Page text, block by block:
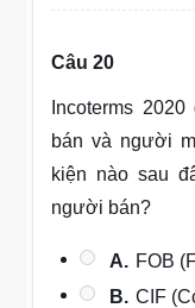
Câu 20
Incoterms
bán và người
kiện nào sau
người bán?
A. FOB
B. CIF